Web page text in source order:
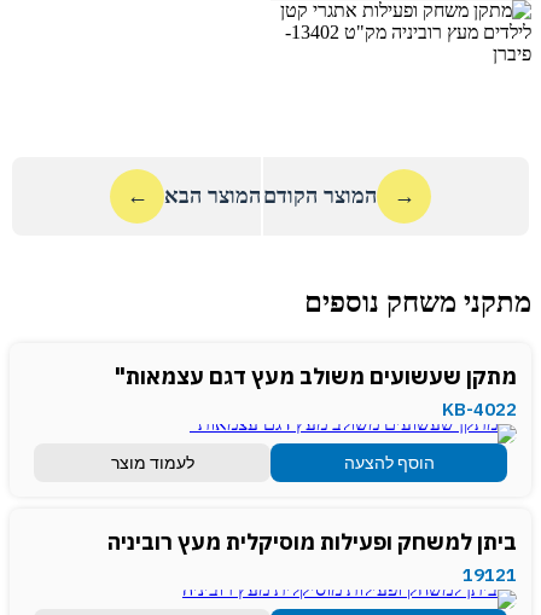
→ המוצר הקודם המוצר הבא ←
מתקני משחק נוספים
מתקן שעשועים משולב מעץ דגם עצמאות"
KB-4022
הוסף להצעה לעמוד מוצר
ביתן למשחק ופעילות מוסיקלית מעץ רוביניה
19121